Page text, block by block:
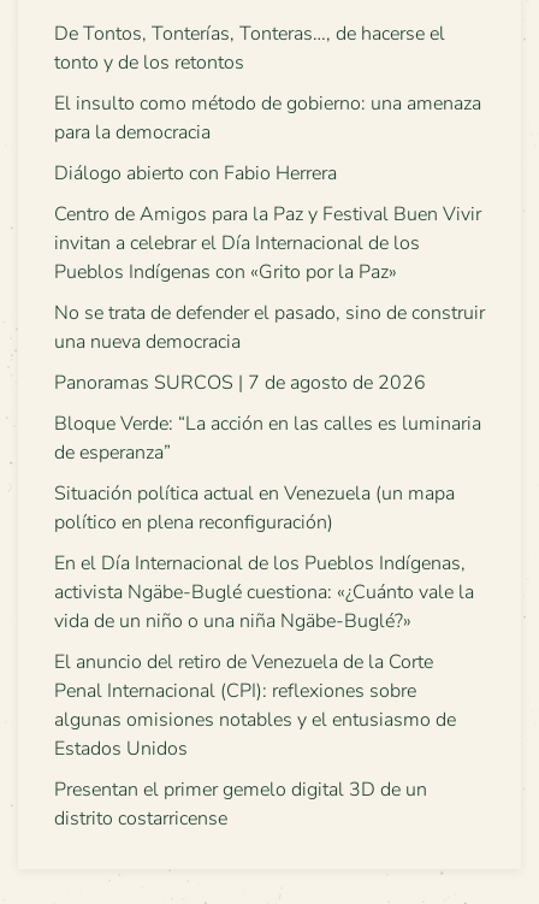
De Tontos, Tonterías, Tonteras…, de hacerse el
tonto y de los retontos
El insulto como método de gobierno: una amenaza
para la democracia
Diálogo abierto con Fabio Herrera
Centro de Amigos para la Paz y Festival Buen Vivir
invitan a celebrar el Día Internacional de los
Pueblos Indígenas con «Grito por la Paz»
No se trata de defender el pasado, sino de construir
una nueva democracia
Panoramas SURCOS | 7 de agosto de 2026
Bloque Verde: “La acción en las calles es luminaria
de esperanza”
Situación política actual en Venezuela (un mapa
político en plena reconfiguración)
En el Día Internacional de los Pueblos Indígenas,
activista Ngäbe-Buglé cuestiona: «¿Cuánto vale la
vida de un niño o una niña Ngäbe-Buglé?»
El anuncio del retiro de Venezuela de la Corte
Penal Internacional (CPI): reflexiones sobre
algunas omisiones notables y el entusiasmo de
Estados Unidos
Presentan el primer gemelo digital 3D de un
distrito costarricense